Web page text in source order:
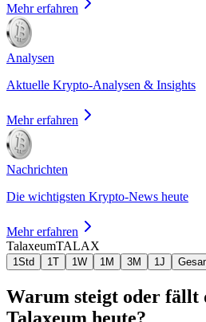
Mehr erfahren
Analysen
Aktuelle Krypto-Analysen & Insights
Mehr erfahren
Nachrichten
Die wichtigsten Krypto-News heute
Mehr erfahren
TalaxeumTALAX
1Std 1T 1W 1M 3M 1J
Warum steigt oder fällt
Talaxeum heute?